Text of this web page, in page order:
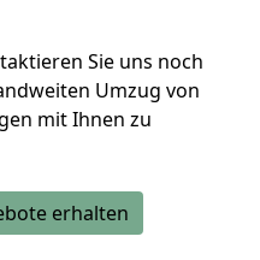
Sie uns noch
Umzug von
mit Ihnen zu
erhalten